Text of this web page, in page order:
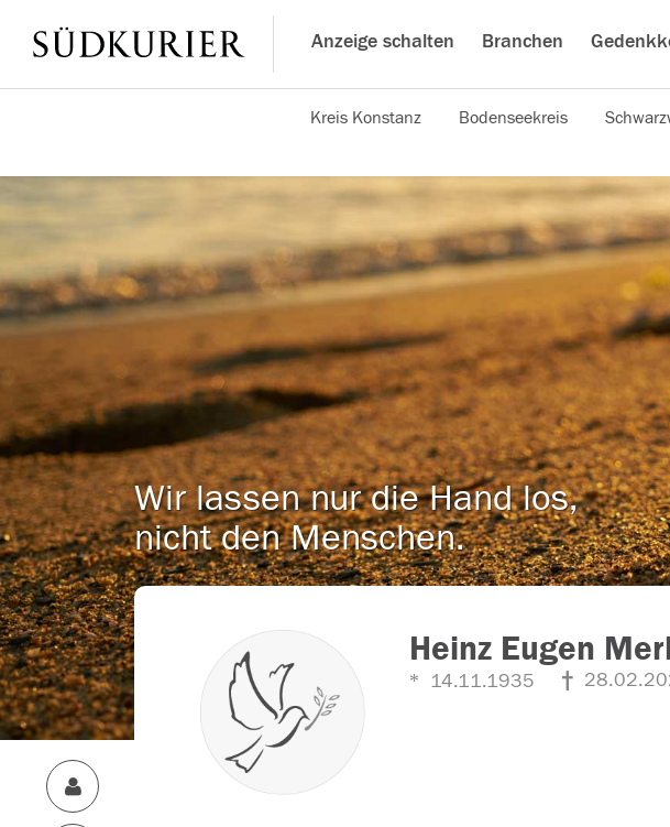
Anzeige schalten Branchen
Kreis Konstanz Bodenseekreis
Wir lassen nur die Hand los,
nicht den Menschen.
Heinz Eugen
14.11.1935